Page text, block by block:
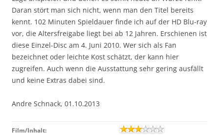
Daran stört man sich nicht, wenn man den Titel bereits
kennt. 102 Minuten Spieldauer finde ich auf der HD Blu-ray
vor, die Altersfreigabe liegt bei ab 12 Jahren. Erschienen ist
diese Einzel-Disc am 4. Juni 2010. Wer sich als Fan
bezeichnet oder leichte Kost schätzt, der kann hier
zugreifen. Auch wenn die Ausstattung sehr gering ausfällt
und keine Extras dabei sind.
Andre Schnack, 01.10.2013
Film/Inhalt: